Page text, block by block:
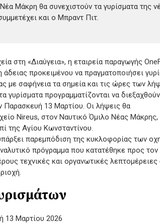
Μάκρη θα συνεχιστούν τα γυρίσματα της
και ο Μπραντ Πιτ.
στη «Διαύγεια», η εταιρεία παραγωγής
προκειμένου να πραγματοποιήσει
με σαφήνεια τα σημεία και τις ώρες των
γυρίσματα προγραμματίζονται να
Παρασκευή 13 Μαρτίου. Οι λήψεις θα
Nireus, στον Ναυτικό Όμιλο Νέας
της Αγίου Κωνσταντίνου.
παρεμπόδιση της κυκλοφορίας των
πρόγραμμα που κατατέθηκε προς
τεχνικές και οργανωτικές λεπτομέρειες
13 Μαρτίου 2026